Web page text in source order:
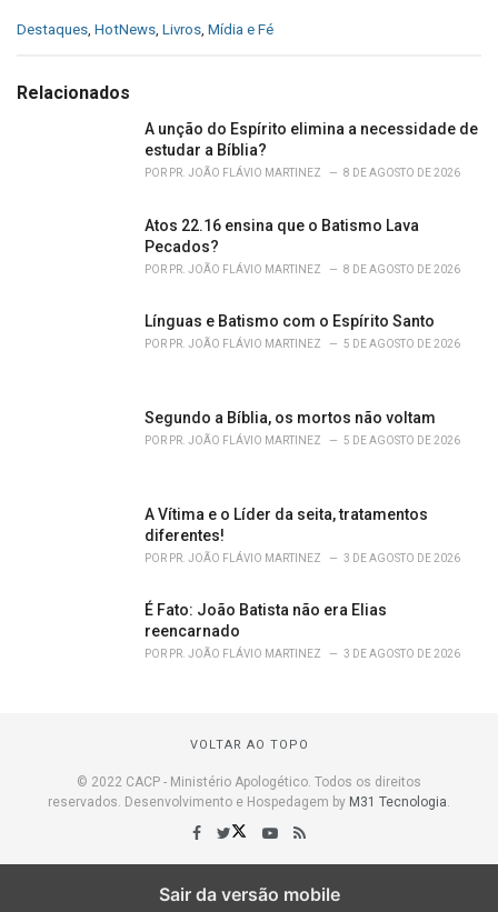
C
e
Destaques HotNews Livros Mídia e Fé
Relacionados
A unção do Espírito elimina a necessidade de
estudar a Bíblia?
POR PR. JOÃO FLÁVIO MARTINEZ 8 DE AGOSTO DE 2026
Atos 22.16 ensina que o Batismo Lava
Pecados?
POR PR. JOÃO FLÁVIO MARTINEZ 8 DE AGOSTO DE 2026
Línguas e Batismo com o Espírito Santo
POR PR. JOÃO FLÁVIO MARTINEZ 5 DE AGOSTO DE 2026
Segundo a Bíblia, os mortos não voltam
POR PR. JOÃO FLÁVIO MARTINEZ 5 DE AGOSTO DE 2026
A Vítima e o Líder da seita, tratamentos
diferentes!
POR PR. JOÃO FLÁVIO MARTINEZ 3 DE AGOSTO DE 2026
É Fato: João Batista não era Elias
reencarnado
POR PR. JOÃO FLÁVIO MARTINEZ 3 DE AGOSTO DE 2026
VOLTAR AO TOPO
© 2022 CACP - Ministério Apologético. Todos os direitos
reservados. Desenvolvimento e Hospedagem by M31 Tecnologia.
Sair da versão mobile